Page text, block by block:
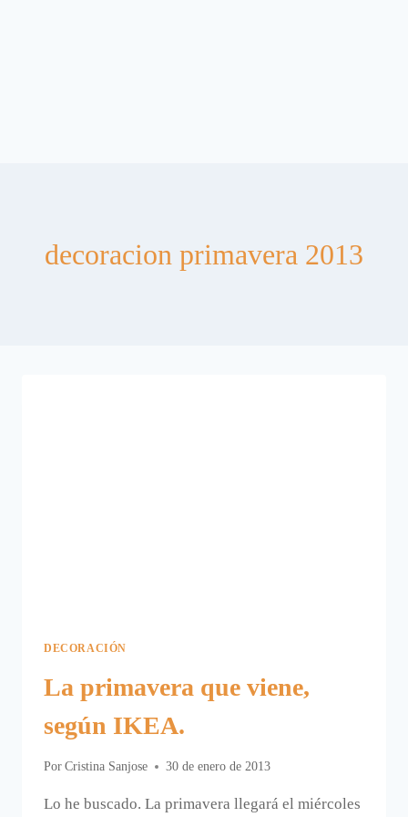
decoracion primavera 2013
DECORACIÓN
La primavera que viene,
según IKEA.
Por Cristina Sanjose 30 de enero de 2013
Lo he buscado. La primavera llegará el miércoles